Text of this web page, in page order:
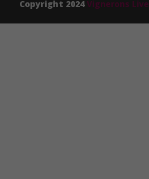
Copyright 2024Vignerons Live